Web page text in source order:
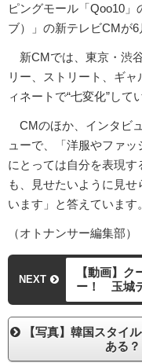
ピングモール「Qoo10
ブ）」の新テレビCMが6
新CMでは、東京・渋
リー、ストリート、ギ
ィネートで“七変化”して
CMのほか、インタビ
ューで、「洋服やファ
にとっては自分を表現
も、見せたいように見
います」と答えています。
（オトナンサー編集部）
NEXT
【動画】
ー！ 玉城
【写真】韓国スタイ
ある